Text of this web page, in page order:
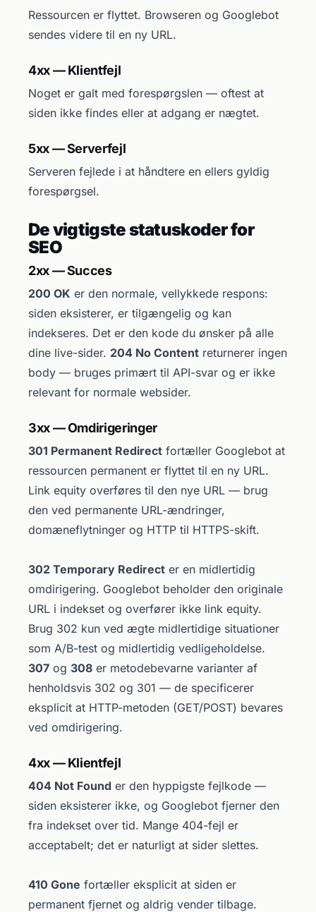
Ressourcen er flyttet. Browseren og Googlebot
sendes videre til en ny URL.
4xx — Klientfejl
Noget er galt med forespørgslen — oftest at
siden ikke findes eller at adgang er nægtet.
5xx — Serverfejl
Serveren fejlede i at håndtere en ellers gyldig
forespørgsel.
De vigtigste statuskoder for
SEO
2xx — Succes
200 OK er den normale, vellykkede respons:
siden eksisterer, er tilgængelig og kan
indekseres. Det er den kode du ønsker på alle
dine live-sider. 204 No Content returnerer ingen
body — bruges primært til API-svar og er ikke
relevant for normale websider.
3xx — Omdirigeringer
301 Permanent Redirect fortæller Googlebot at
ressourcen permanent er flyttet til en ny URL.
Link equity overføres til den nye URL — brug
den ved permanente URL-ændringer,
domæneflytninger og HTTP til HTTPS-skift.
302 Temporary Redirect er en midlertidig
omdirigering. Googlebot beholder den originale
URL i indekset og overfører ikke link equity.
Brug 302 kun ved ægte midlertidige situationer
som A/B-test og midlertidig vedligeholdelse.
307 og 308 er metodebevarne varianter af
henholdsvis 302 og 301 — de specificerer
eksplicit at HTTP-metoden (GET/POST) bevares
ved omdirigering.
4xx — Klientfejl
404 Not Found er den hyppigste fejlkode —
siden eksisterer ikke, og Googlebot fjerner den
fra indekset over tid. Mange 404-fejl er
acceptabelt; det er naturligt at sider slettes.
410 Gone fortæller eksplicit at siden er
permanent fjernet og aldrig vender tilbage.